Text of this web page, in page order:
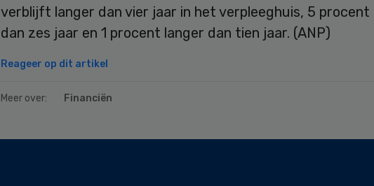
verblijft langer dan vier jaar in het verpleeghuis, 5 procent
dan zes jaar en 1 procent langer dan tien jaar. (ANP)
Reageer op dit artikel
Meer over: Financiën